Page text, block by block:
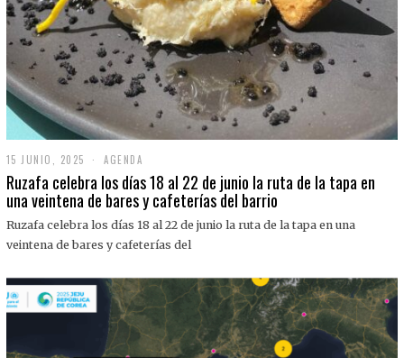
15 JUNIO, 2025
J
U
I
O
0
2
5
AGENDA
Ruzafa celebra los días 18 al 22 de junio la ruta de la tapa en
una veintena de bares y cafeterías del barrio
Ruzafa celebra los días 18 al 22 de junio la ruta de la tapa en una
veintena de bares y cafeterías del